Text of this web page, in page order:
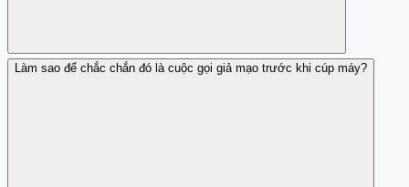
Cúp máy ngay và đừng chuyển tiền nữa nếu chưa kịp.
Làm sao để chắc chắn đó là cuộc gọi giả mạo trước khi cúp máy?